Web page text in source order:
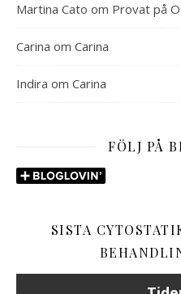
Martina Cato om Provat på
Carina om Carina
Indira om Carina
FÖLJ PÅ
SISTA